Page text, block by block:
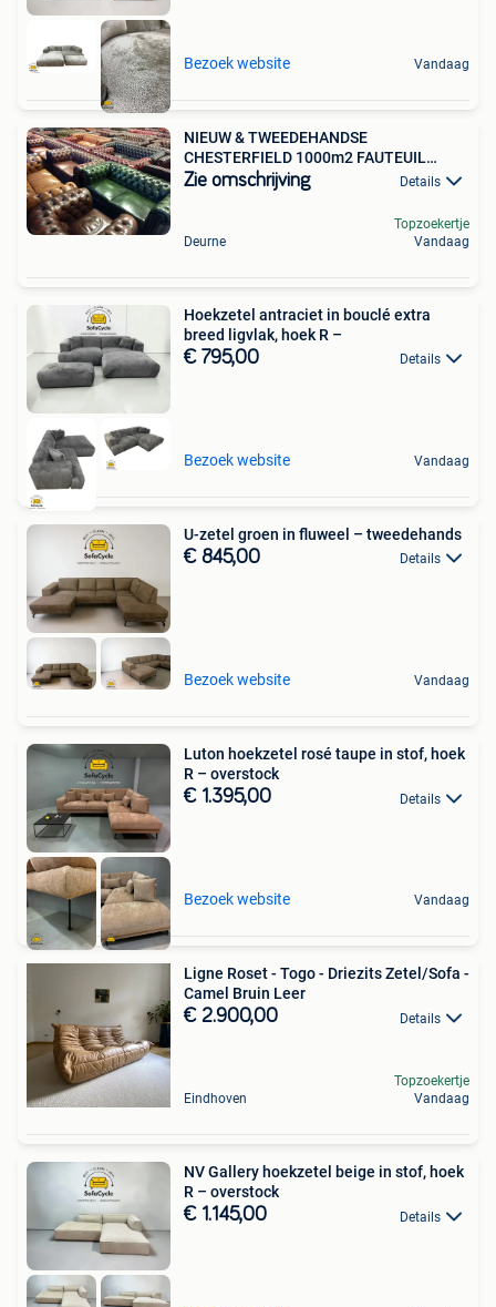
Bezoek website Vandaag
NIEUW & TWEEDEHANDSE
CHESTERFIELD 1000m2 FAUTEUIL
BANK STOEL
Zie omschrijving Details
Deurne
Topzoekertje
Vandaag
Hoekzetel antraciet in bouclé extra
breed ligvlak, hoek R –
€ 795,00 Details
Bezoek website Vandaag
U-zetel groen in fluweel – tweedehands
€ 845,00 Details
Bezoek website Vandaag
Luton hoekzetel rosé taupe in stof, hoek
R – overstock
€ 1.395,00 Details
Bezoek website Vandaag
Ligne Roset - Togo - Driezits Zetel/Sofa -
Camel Bruin Leer
€ 2.900,00 Details
Eindhoven
Topzoekertje
Vandaag
NV Gallery hoekzetel beige in stof, hoek
R – overstock
€ 1.145,00 Details